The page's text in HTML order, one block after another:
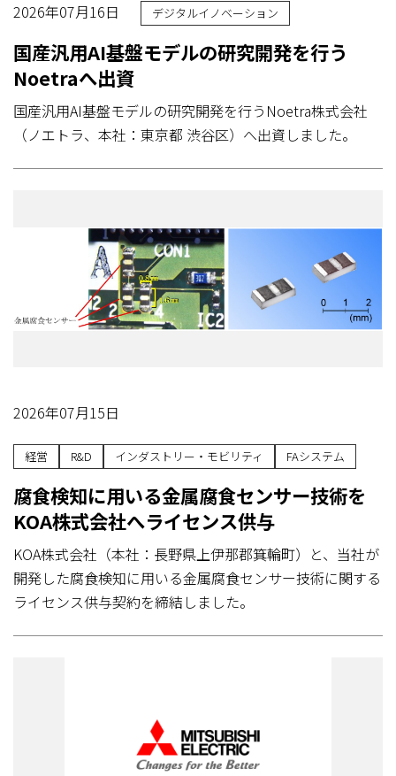
2026年07月16日 デジタルイノベーション
国産汎用AI基盤モデルの研究開発を行う
Noetraへ出資
国産汎用AI基盤モデルの研究開発を行うNoetra株式会社
（ノエトラ、本社：東京都 渋谷区）へ出資しました。
2026年07月15日
経営 R&D インダストリー・モビリティ FAシステム
腐食検知に用いる金属腐食センサー技術を
KOA株式会社へライセンス供与
KOA株式会社（本社：長野県上伊那郡箕輪町）と、当社が
開発した腐食検知に用いる金属腐食センサー技術に関する
ライセンス供与契約を締結しました。